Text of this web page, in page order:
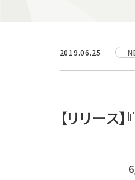
2019.06.25
【リリース